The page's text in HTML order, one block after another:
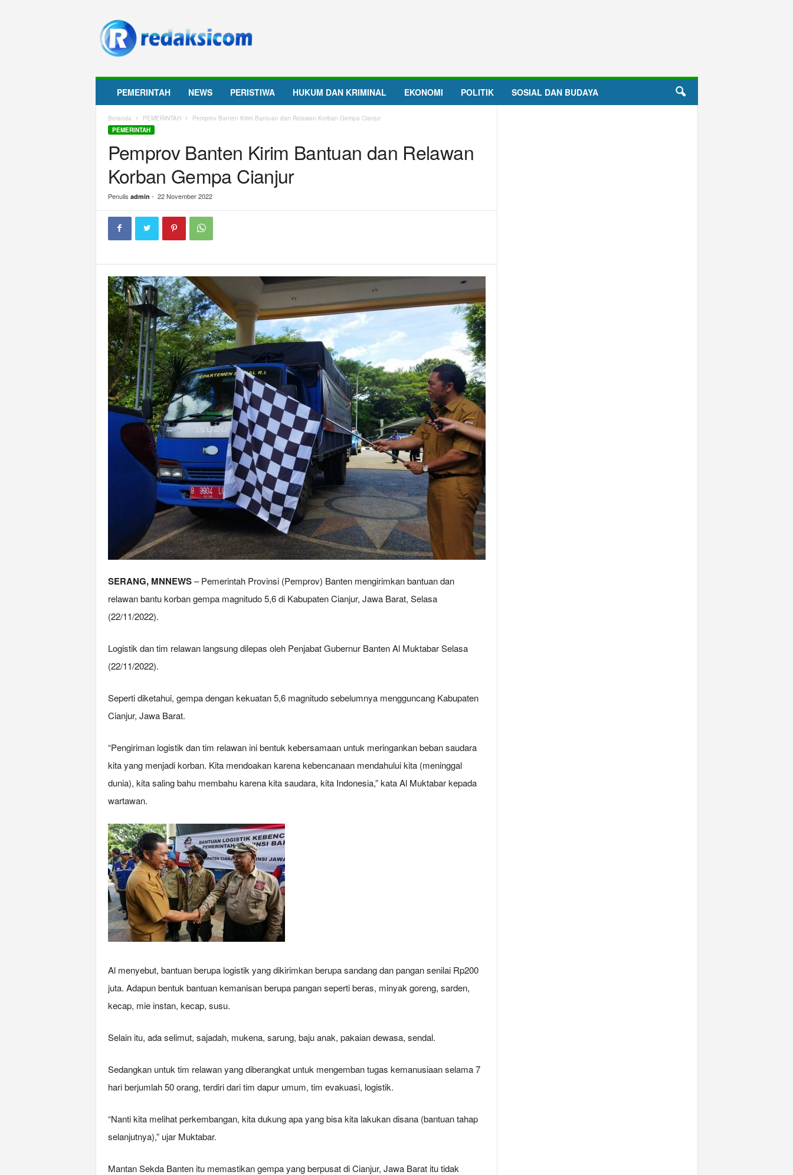
PEMERINTAH NEWS PERISTIWA HUKUM DAN KRIMINAL EKONOMI POLITIK SOSIAL DAN BUDAYA
Beranda PEMERINTAH
Pemprov Banten Kirim Bantuan dan Relawan Korban Gempa Cianjur
PEMERINTAH
Pemprov Banten Kirim Bantuan dan Relawan
Korban Gempa Cianjur
Penulis admin - 22 November 2022
SERANG, MNNEWS– Pemerintah Provinsi (Pemprov) Banten mengirimkan bantuan dan
relawan bantu korban gempa magnitudo 5,6 di Kabupaten Cianjur, Jawa Barat, Selasa
(22/11/2022).
Logistik dan tim relawan langsung dilepas oleh Penjabat Gubernur Banten Al Muktabar Selasa
(22/11/2022).
Seperti diketahui, gempa dengan kekuatan 5,6 magnitudo sebelumnya mengguncang Kabupaten
Cianjur, Jawa Barat.
“Pengiriman logistik dan tim relawan ini bentuk kebersamaan untuk meringankan beban saudara
kita yang menjadi korban. Kita mendoakan karena kebencanaan mendahului kita (meninggal
dunia), kita saling bahu membahu karena kita saudara, kita Indonesia,” kata Al Muktabar kepada
wartawan.
Al menyebut, bantuan berupa logistik yang dikirimkan berupa sandang dan pangan senilai Rp200
juta. Adapun bentuk bantuan kemanisan berupa pangan seperti beras, minyak goreng, sarden,
kecap, mie instan, kecap, susu.
Selain itu, ada selimut, sajadah, mukena, sarung, baju anak, pakaian dewasa, sendal.
Sedangkan untuk tim relawan yang diberangkat untuk mengemban tugas kemanusiaan selama 7
hari berjumlah 50 orang, terdiri dari tim dapur umum, tim evakuasi, logistik.
“Nanti kita melihat perkembangan, kita dukung apa yang bisa kita lakukan disana (bantuan tahap
selanjutnya),” ujar Muktabar.
Mantan Sekda Banten itu memastikan gempa yang berpusat di Cianjur, Jawa Barat itu tidak